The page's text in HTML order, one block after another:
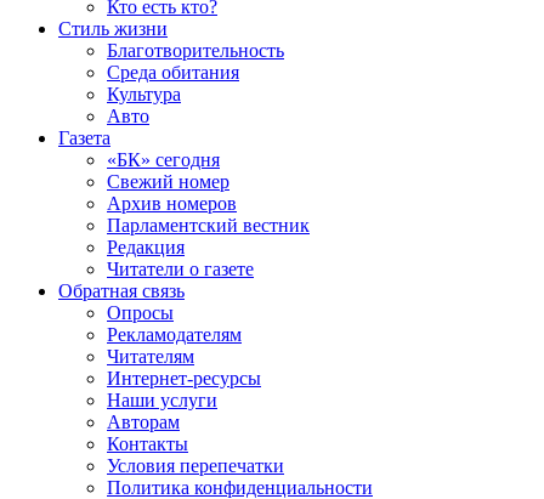
Кто есть кто?
Стиль жизни
Благотворительность
Среда обитания
Культура
Авто
Газета
«БК» сегодня
Свежий номер
Архив номеров
Парламентский вестник
Редакция
Читатели о газете
Обратная связь
Опросы
Рекламодателям
Читателям
Интернет-ресурсы
Наши услуги
Авторам
Контакты
Условия перепечатки
Политика конфиденциальности